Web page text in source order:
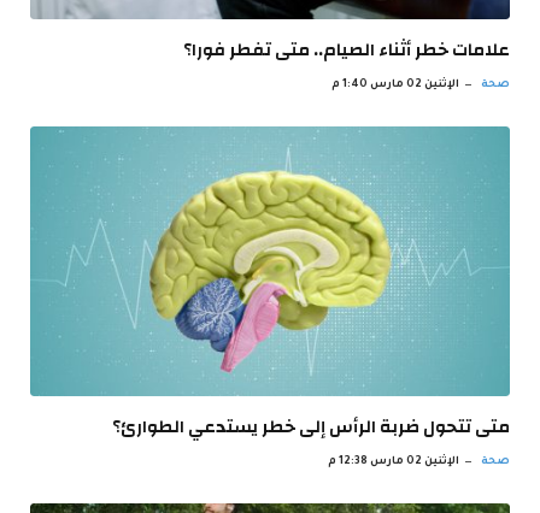
علامات خطر أثناء الصيام.. متى تفطر فورا؟
صحة الإثنين 02 مارس 1:40 م
متى تتحول ضربة الرأس إلى خطر يستدعي الطوارئ؟
صحة الإثنين 02 مارس 12:38 م